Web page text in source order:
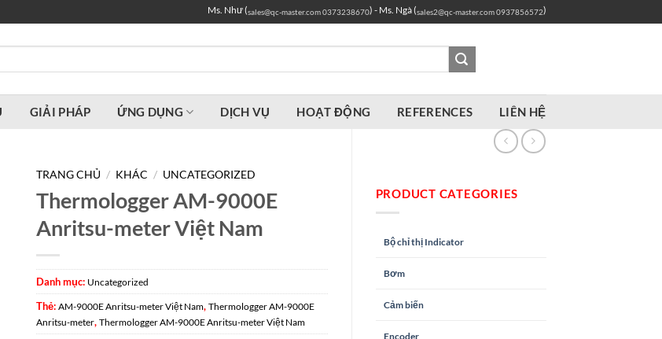
Ms. Như (sales@qc-master.com0373238670) - Ms. Ngà (sales2@qc-master.com0937856572)
GIẢI PHÁP ỨNG DỤNG DỊCH VỤ HOẠT ĐỘNG REFERENCES LIÊN HỆ
PRODUCT CATEGORIES
Bộ chỉ thị Indicator
Bơm
Cảm biến
Encoder
TRANG CHỦ / KHÁC / UNCATEGORIZED
Thermologger AM-9000E
Anritsu-meter Việt Nam
Danh mục: Uncategorized
Thẻ: AM-9000E Anritsu-meter Việt Nam, Thermologger AM-9000E
Anritsu-meter, Thermologger AM-9000E Anritsu-meter Việt Nam